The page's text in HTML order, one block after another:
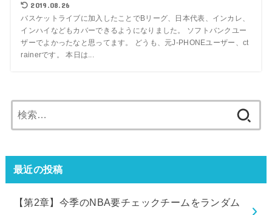
2019.08.26
バスケットライブに加入したことでBリーグ、日本代表、インカレ、
インハイなどもカバーできるようになりました。 ソフトバンクユー
ザーでよかったなと思ってます。 どうも、元J-PHONEユーザー、ct
rainerです。 本日は...
索:
最近の投稿
【第2章】今季のNBA要チェックチームをランダム